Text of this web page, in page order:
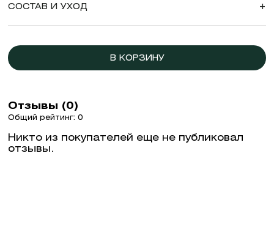
СОСТАВ И УХОД +
В КОРЗИНУ
Отзывы (0)
Общий рейтинг: 0
Никто из покупателей еще не публиковал
отзывы.